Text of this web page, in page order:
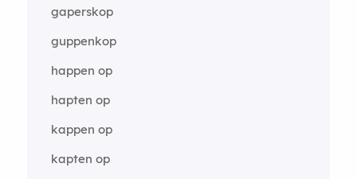
gaperskop
guppenkop
happen op
hapten op
kappen op
kapten op